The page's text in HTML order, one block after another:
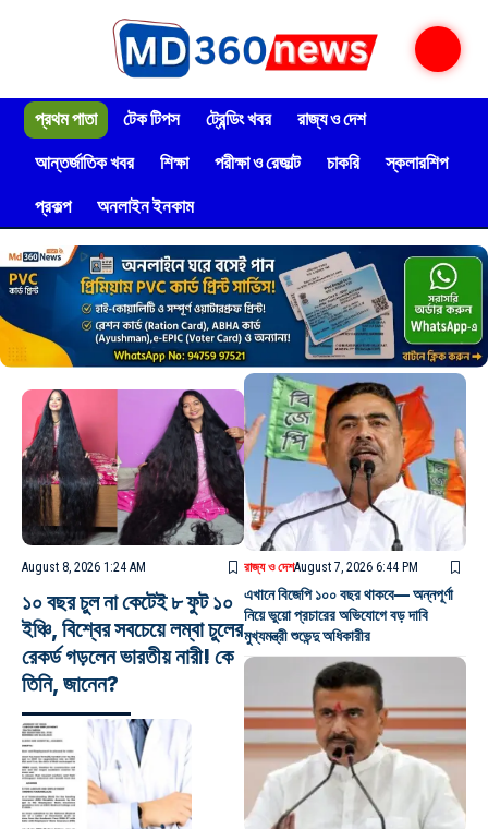
প্রথম পাতা টেক টিপস ট্রেন্ডিং খবর
রাজ্য ও দেশ
আন্তর্জাতিক খবর
শিক্ষা পরীক্ষা ও রেজাল্ট চাকরি
স্কলারশিপ
প্রকল্প
অনলাইন ইনকাম
August 8, 2026 1:24 AM
১০ বছর চুল না কেটেই ৮ ফুট ১০
ইঞ্চি, বিশ্বের সবচেয়ে লম্বা চুলের
রেকর্ড গড়লেন ভারতীয় নারী! কে
তিনি, জানেন?
রাজ্য ও দেশAugust 7, 2026 6:44 PM
এখানে বিজেপি ১০০ বছর থাকবে— অন্নপূর্ণা
নিয়ে ভুয়ো প্রচারের অভিযোগে বড় দাবি
মুখ্যমন্ত্রী শুভেন্দু অধিকারীর